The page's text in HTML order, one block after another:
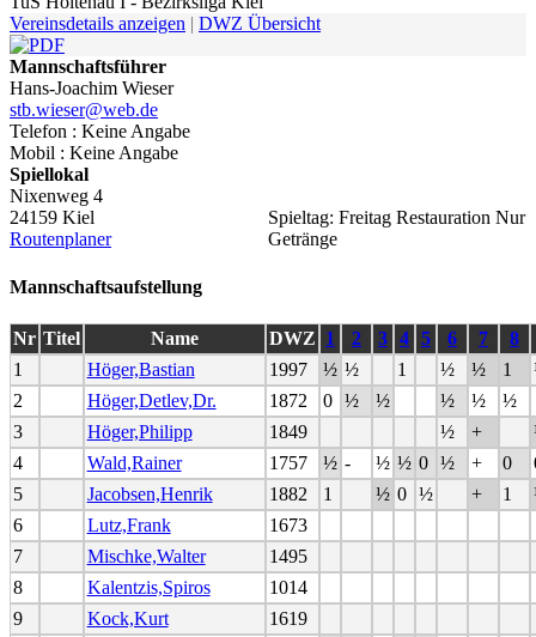
Vereinsdetails anzeigen | DWZ Übersicht
Mannschaftsführer
Hans-Joachim Wieser
stb.wieser@web.de
Telefon : Keine Angabe
Mobil : Keine Angabe
Spiellokal
Nixenweg 4
24159 Kiel
Routenplaner
Spieltag: Freitag Restauration Nur
Getränge
Mannschaftsaufstellung
Nr Titel Name DWZ 1 2 3 4 5 6 7
8
1
Höger,Bastian 1997 ½ ½ 1 ½ ½ 1
2
Höger,Detlev,Dr. 1872 0 ½ ½ ½ ½
½
3
Höger,Philipp 1849 ½ +
4
Wald,Rainer 1757 ½ - ½ ½ 0 ½ + 0
5
Jacobsen,Henrik 1882 1 ½ 0 ½ + 1
6
Lutz,Frank
1673
7
Mischke,Walter
1495
8
Kalentzis,Spiros
1014
9
Kock,Kurt 1619